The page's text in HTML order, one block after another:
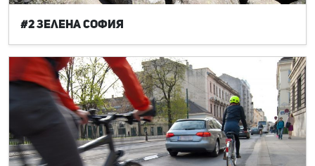
#2 Зелена София